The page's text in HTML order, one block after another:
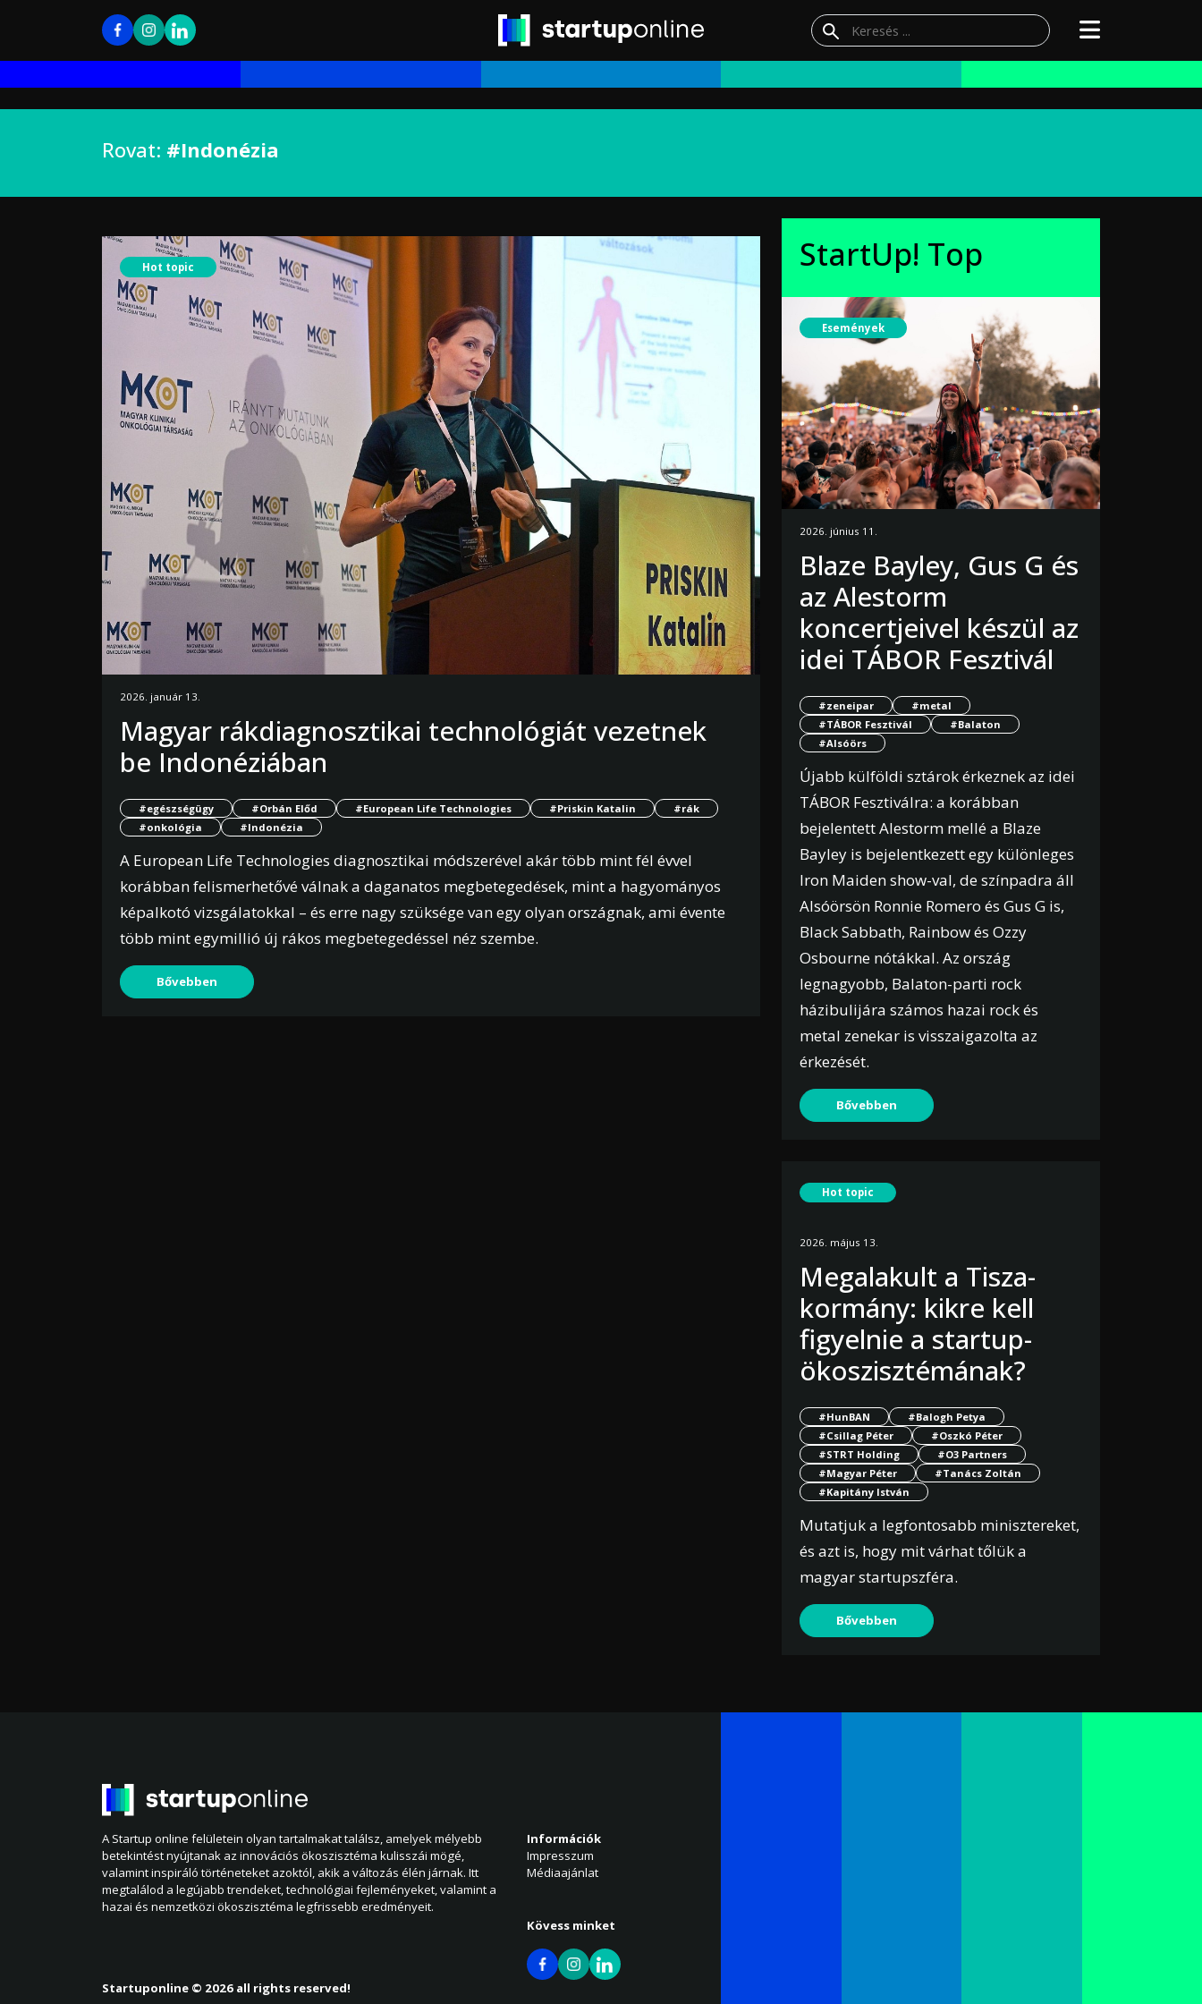
Rovat: #Indonézia
Hot topic
2026. január 13.
Magyar rákdiagnosztikai technológiát vezetnek
be Indonéziában
#egészségügy #Orbán Előd #European Life Technologies #Priskin Katalin
#rák
#onkológia
#Indonézia
A European Life Technologies diagnosztikai módszerével akár több mint fél évvel
korábban felismerhetővé válnak a daganatos megbetegedések, mint a hagyományos
képalkotó vizsgálatokkal – és erre nagy szüksége van egy olyan országnak, ami évente
több mint egymillió új rákos megbetegedéssel néz szembe.
Bővebben
StartUp! Top
Események
2026. június 11.
Blaze Bayley, Gus G és
az Alestorm
koncertjeivel készül az
idei TÁBOR Fesztivál
#zeneipar
#metal
#TÁBOR Fesztivál
#Balaton
#Alsóörs
Újabb külföldi sztárok érkeznek az idei
TÁBOR Fesztiválra: a korábban
bejelentett Alestorm mellé a Blaze
Bayley is bejelentkezett egy különleges
Iron Maiden show-val, de színpadra áll
Alsóörsön Ronnie Romero és Gus G is,
Black Sabbath, Rainbow és Ozzy
Osbourne nótákkal. Az ország
legnagyobb, Balaton-parti rock
házibulijára számos hazai rock és
metal zenekar is visszaigazolta az
érkezését.
Bővebben
Hot topic
2026. május 13.
Megalakult a Tisza-
kormány: kikre kell
figyelnie a startup-
ökoszisztémának?
#HunBAN
#Balogh Petya
#Csillag Péter
#Oszkó Péter
#STRT Holding
#O3 Partners
#Magyar Péter
#Tanács Zoltán
#Kapitány István
Mutatjuk a legfontosabb minisztereket,
és azt is, hogy mit várhat tőlük a
magyar startupszféra.
Bővebben
A Startup online felületein olyan tartalmakat találsz, amelyek mélyebb
betekintést nyújtanak az innovációs ökoszisztéma kulisszái mögé,
valamint inspiráló történeteket azoktól, akik a változás élén járnak. Itt
megtalálod a legújabb trendeket, technológiai fejleményeket, valamint a
hazai és nemzetközi ökoszisztéma legfrissebb eredményeit.
Információk
Impresszum
Médiaajánlat
Kövess minket
Startuponline © 2026 all rights reserved!